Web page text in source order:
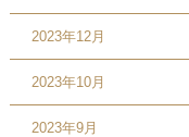
2023年12月
2023年10月
2023年9月